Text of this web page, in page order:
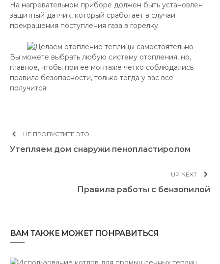
На нагревательном приборе должен быть установлен
защитный датчик, который сработает в случаи
прекращения поступления газа в горелку.
Вы можете выбрать любую систему отопления, но,
главное, чтобы при ее монтаже четко соблюдались
правила безопасности, только тогда у вас все
получится.
НЕ ПРОПУСТИТЕ ЭТО
Утепляем дом снаружи пенопластиролом
UP NEXT
Правила работы с бензопилой
ВАМ ТАКЖЕ МОЖЕТ ПОНРАВИТЬСЯ